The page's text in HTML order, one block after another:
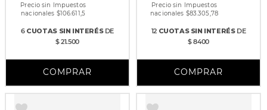
Precio sin Impuestos
nacionales $106.611,5
6CUOTAS SIN INTERÉSDE
$ 21.500
Precio sin Impuestos
nacionales $83.305,78
12CUOTAS SIN INTERÉSDE
$ 8400